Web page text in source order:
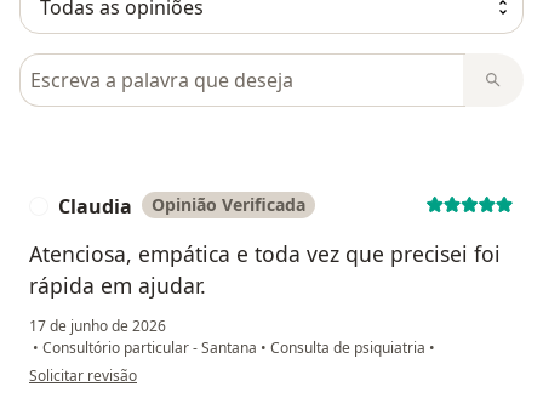
Pesquisar em opiniões
Claudia Opinião Verificada
Atenciosa, empática e toda vez que precisei foi
rápida em ajudar.
17 de junho de 2026
• Consultório particular - Santana • Consulta de psiquiatria •
na opinião do utilizador Claudia
Solicitar revisão